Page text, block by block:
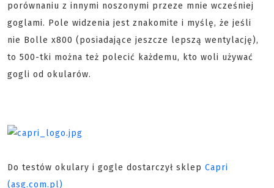
porównaniu z innymi noszonymi przeze mnie wcześniej
goglami. Pole widzenia jest znakomite i myślę, że jeśli
nie Bolle x800 (posiadające jeszcze lepszą wentylację),
to 500-tki można też polecić każdemu, kto woli używać
gogli od okularów.
Do testów okulary i gogle dostarczył sklep Capri
(asg.com.pl)